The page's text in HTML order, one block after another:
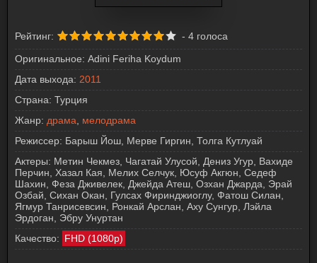
Рейтинг: - 4 голоса
Оригинальное: Adini Feriha Koydum
Дата выхода: 2011
Страна: Турция
Жанр: драма
мелодрама
Режиссер: Барыш Йош, Мерве Гиргин, Толга Кутлуай
Актеры: Метин Чекмез, Чагатай Улусой, Дениз Угур, Вахиде
Перчин, Хазал Кая, Мелих Селчук, Юсуф Акгюн, Седеф
Шахин, Феза Дживелек, Джейда Атеш, Озхан Джарда, Эрай
Озбай, Сихан Окан, Гулсах Фиринджиоглу, Фатош Силан,
Ягмур Танрисевсин, Ронкай Арслан, Аху Сунгур, Лэйла
Эрдоган, Эбру Унуртан
Качество: FHD (1080p)